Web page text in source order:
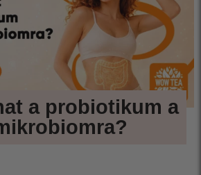
a probiotikum a